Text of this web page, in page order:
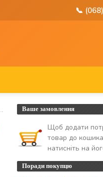
📞
Ваше замовлення
Щоб додати
товар до кошика
натисніть на
Поради покупцю